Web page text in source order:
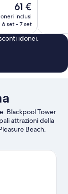
Il
prezzo
attuale
61 €
61 €
inclusi
6 set - 7 set
recensioni
idonei.
Blackpool Tower
attrazioni della
Beach.
Park Health and